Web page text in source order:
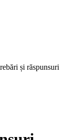
și răspunsuri